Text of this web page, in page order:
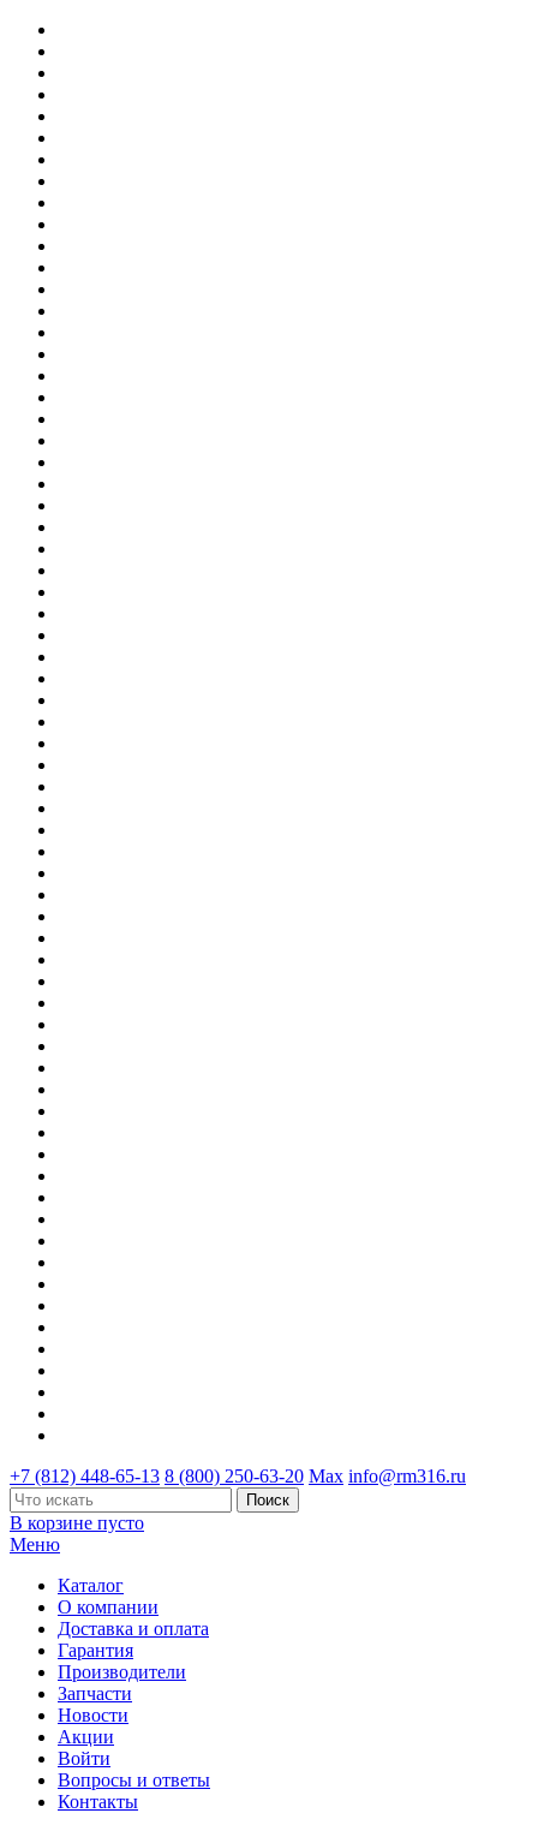
+7 (812) 448-65-13 8 (800) 250-63-20 Max info@rm316.ru
В корзине пусто
Меню
Каталог
О компании
Доставка и оплата
Гарантия
Производители
Запчасти
Новости
Акции
Войти
Вопросы и ответы
Контакты